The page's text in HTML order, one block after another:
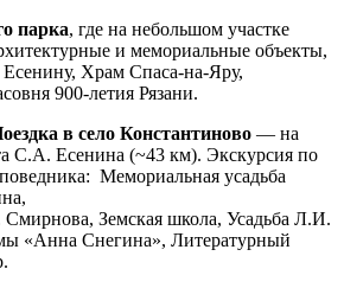
парка, где на небольшом участке
и мемориальные объекты,
Храм Спаса-на-Яру,
900-летия Рязани.
в село Константиново — на
С.А. Есенина (~43 км). Экскурсия по
Мемориальная усадьба
Земская школа, Усадьба Л.И.
«Анна Снегина», Литературный